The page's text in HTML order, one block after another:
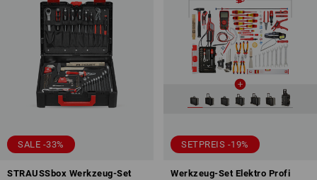
SALE -33%
STRAUSSbox Werkzeug-Set
SETPREIS -19%
Werkzeug-Set Elektro Profi